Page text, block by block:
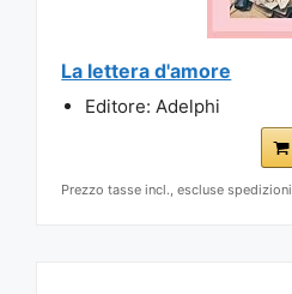
La lettera d'amore
Editore: Adelphi
Prezzo tasse incl., escluse spedizioni